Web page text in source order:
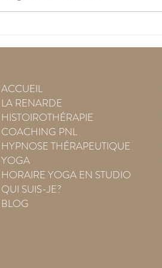
ACCUEIL
LA RENARDE
HISTOIROTHÉRAPIE
COACHING PNL
HYPNOSE THÉRAPEUTIQUE
YOGA
HORAIRE YOGA EN STUDIO
QUI SUIS-JE?
BLOG